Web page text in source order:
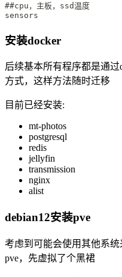
##cpu，主板，ssd温度
sensors
安装docker
后续基本所有程序都是通过
方式，这样方法随时迁移
目前已经安装:
mt-photos
postgresql
redis
jellyfin
transmission
nginx
alist
debian12安装pve
考虑到可能会使用其他系统
pve，先虚拟了个黑裙